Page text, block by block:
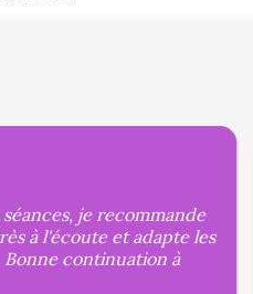
je recommande
à l'écoute et adapte les
Bonne continuation à